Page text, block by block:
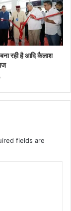
रही है आदि कैलाश
fields are